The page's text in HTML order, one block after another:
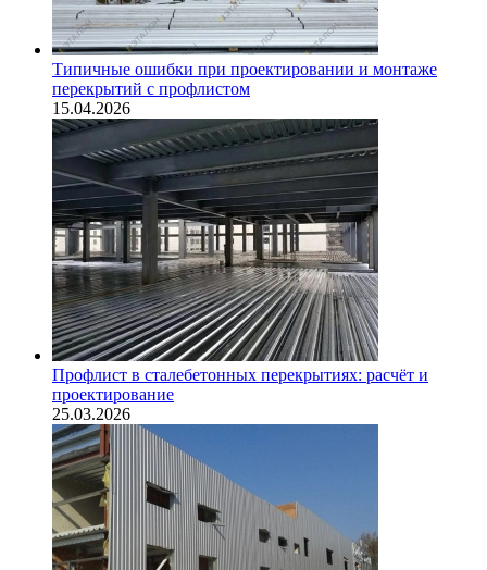
Типичные ошибки при проектировании и монтаже
перекрытий с профлистом
15.04.2026
Профлист в сталебетонных перекрытиях: расчёт и
проектирование
25.03.2026